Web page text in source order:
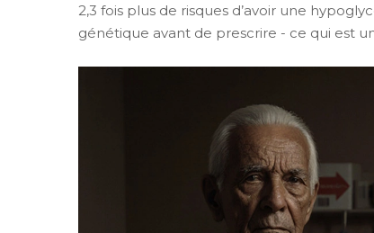
2,3 fois plus de risques d’avoir une
génétique avant de prescrire - ce qui est